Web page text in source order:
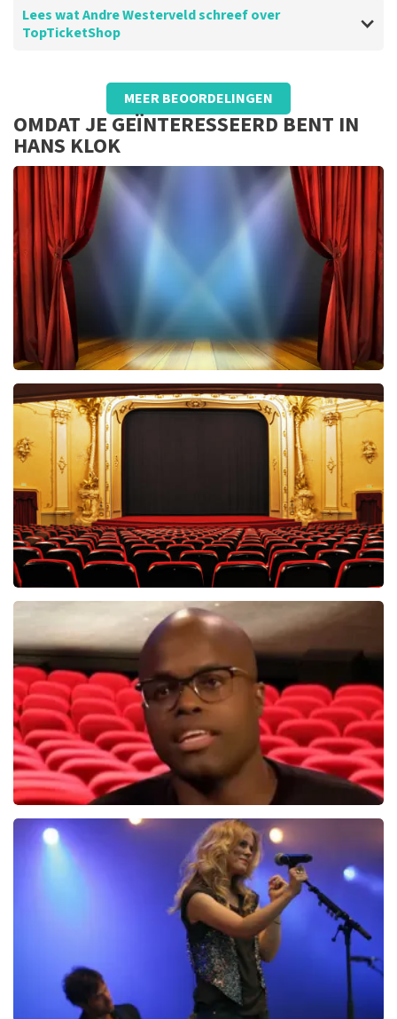
Lees wat Andre Westerveld schreef over
TopTicketShop
Beoordeling van Andre Westerveld overTopTicketShop
Topticketshop is echt beter dan dat je de
tickets via zwarthandelaren op
Marktplaats besteld
MEER BEOORDELINGEN
OMDAT JE GEÏNTERESSEERD BENT IN
HANS KLOK
40 45 De Musical
BEKIJKEN
Saturday Night Fever
60reviews
BEKIJKEN
Jandino Asporaat
reviews